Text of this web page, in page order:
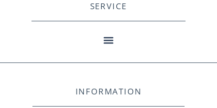
SERVICE
INFORMATION